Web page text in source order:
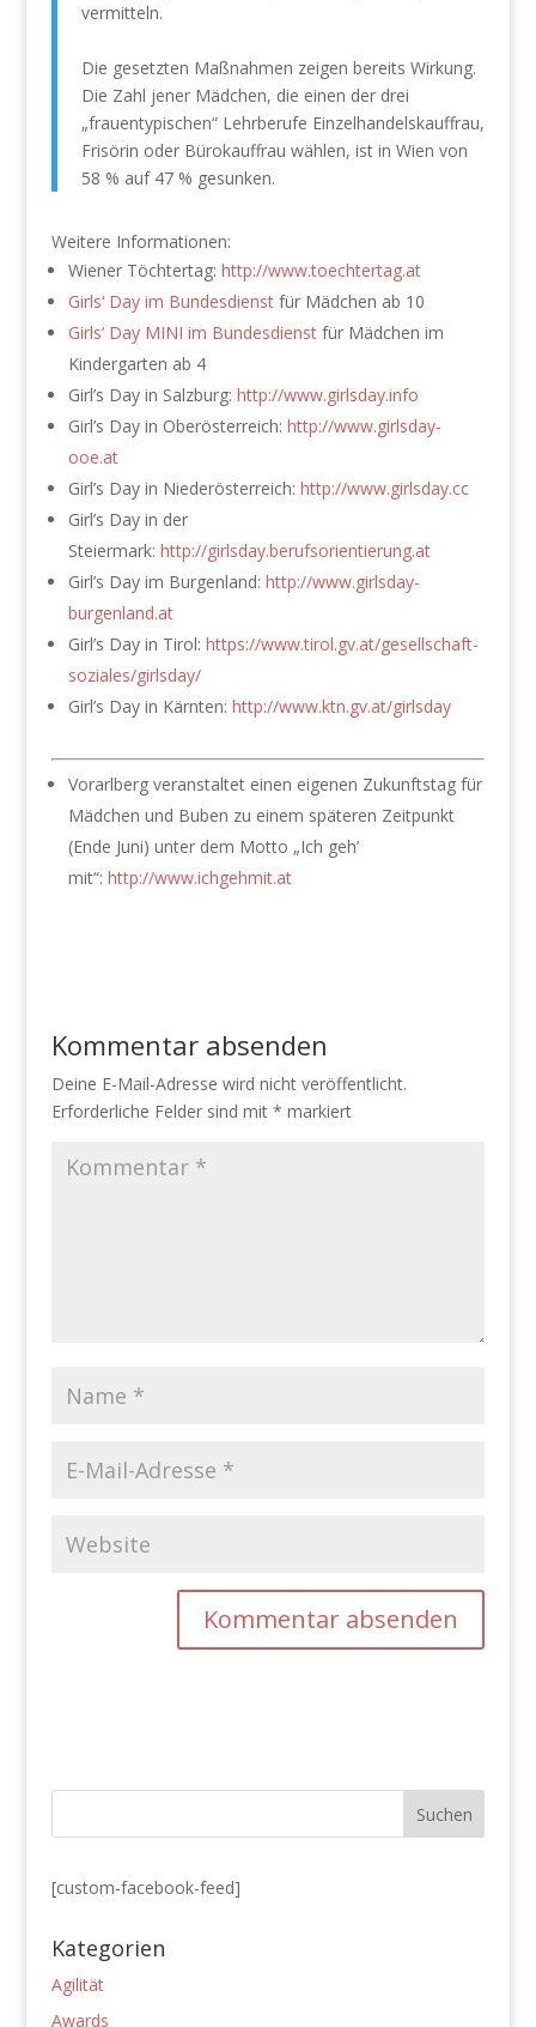
vermitteln.
Die gesetzten Maßnahmen zeigen bereits Wirkung.
Die Zahl jener Mädchen, die einen der drei
„frauentypischen“ Lehrberufe Einzelhandelskauffrau,
Frisörin oder Bürokauffrau wählen, ist in Wien von
58 % auf 47 % gesunken.
Weitere Informationen:
Wiener Töchtertag: http://www.toechtertag.at
Girls‘ Day im Bundesdienstfür Mädchen ab 10
Girls‘ Day MINI im Bundesdienstfür Mädchen im
Kindergarten ab 4
Girl’s Day in Salzburg: http://www.girlsday.info
Girl’s Day in Oberösterreich: http://www.girlsday-
ooe.at
Girl’s Day in Niederösterreich: http://www.girlsday.cc
Girl’s Day in der
Steiermark: http://girlsday.berufsorientierung.at
Girl’s Day im Burgenland: http://www.girlsday-
burgenland.at
Girl’s Day in Tirol: https://www.tirol.gv.at/gesellschaft-
soziales/girlsday/
Girl’s Day in Kärnten: http://www.ktn.gv.at/girlsday
Vorarlberg veranstaltet einen eigenen Zukunftstag für
Mädchen und Buben zu einem späteren Zeitpunkt
(Ende Juni) unter dem Motto „Ich geh’
mit“: http://www.ichgehmit.at
Kommentar absenden
Deine E-Mail-Adresse wird nicht veröffentlicht.
Erforderliche Felder sind mit * markiert
[custom-facebook-feed]
Kategorien
Agilität
Awards